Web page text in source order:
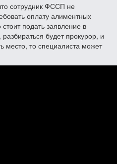
сотрудник ФССП не
оплату алиментных
стоит подать заявление в
будет прокурор, и
место, то специалиста может